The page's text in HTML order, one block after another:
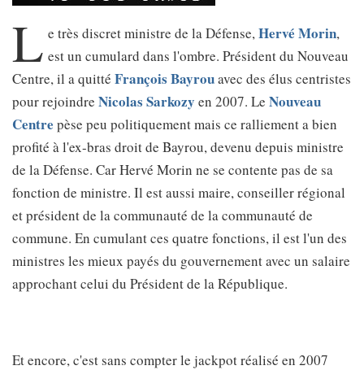
L e très discret ministre de la Défense,Hervé Morin,
est un cumulard dans l'ombre. Président du Nouveau
Centre, il a quitté François Bayrouavec des élus centristes
pour rejoindre Nicolas Sarkozy en 2007. Le Nouveau
Centre pèse peu politiquement mais ce ralliement a bien
profité à l'ex-bras droit de Bayrou, devenu depuis ministre
de la Défense. Car Hervé Morin ne se contente pas de sa
fonction de ministre. Il est aussi maire, conseiller régional
et président de la communauté de la communauté de
commune. En cumulant ces quatre fonctions, il est l'un des
ministres les mieux payés du gouvernement avec un salaire
approchant celui du Président de la République.
Et encore, c'est sans compter le jackpot réalisé en 2007